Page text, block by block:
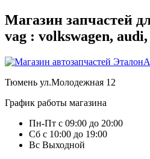
Магазин запчастей
vag : volkswagen, audi,
Тюмень ул.Молодежная 12
График работы магазина
Пн-Пт с 09:00 до 20:00
Сб с 10:00 до 19:00
Вс Выходной